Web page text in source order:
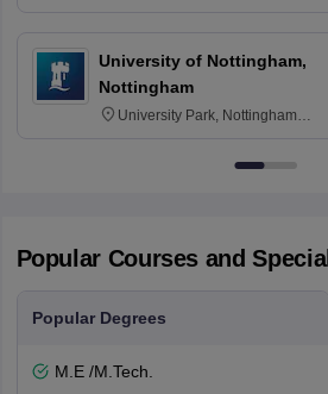
University of Nottingham,
Nottingham
University Park, Nottingham
Popular Courses and
Popular Degrees
M.E /M.Tech.